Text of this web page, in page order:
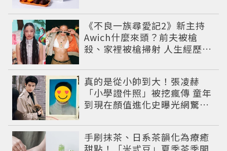
《不良一族尋愛記2》新主持
Awich什麼來頭？前夫被槍
殺、家裡被槍掃射 人生經歷比
真的是從小帥到大！張凌赫
「小學證件照」被挖瘋傳 童年
到現在顏值進化史曝光網驚：
手刷抹茶、日系茶韻化為療癒
甜點！「米弎豆」夏季茶季開